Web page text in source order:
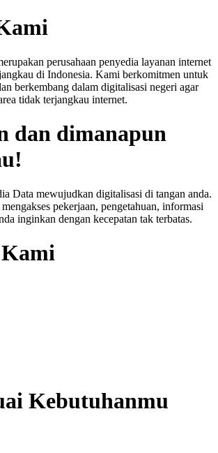
perusahaan penyedia layanan internet
di Indonesia. Kami berkomitmen untuk
berkembang dalam digitalisasi negeri agar
tidak terjangkau internet.
dan dimanapun
Data mewujudkan digitalisasi di tangan anda.
pekerjaan, pengetahuan, informasi
inginkan dengan kecepatan tak terbatas.
Kebutuhanmu